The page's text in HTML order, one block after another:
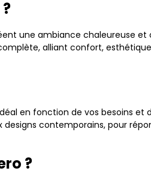
une ambiance chaleureuse
alliant confort,
en fonction de vos besoins et
contemporains, pour
?